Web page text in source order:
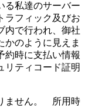
る私達のサーバー
ラフィック及びお
内で行われ、御社
かのように見えま
約時に支払い情報
リティコード証明
ません。 所用時